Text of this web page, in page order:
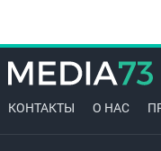
КОНТАКТЫ О НАС